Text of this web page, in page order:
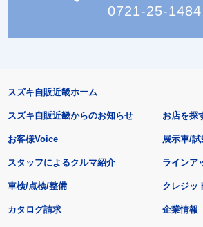
0721-25-1484
スズキ自販近畿ホーム
スズキ自販近畿からのお知らせ
お客様Voice
スタッフによるクルマ紹介
お店を探
展示車/
ラインア
車検/点検/整備 クレジッ
カタログ請求 企業情報